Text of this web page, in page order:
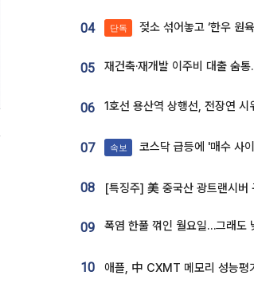
04 단독 젖소 섞어놓고 ‘한우 원육’ 팔이...공영홈쇼
05
06
07 속보 코스닥 급등에 '매수 사
08
09
10